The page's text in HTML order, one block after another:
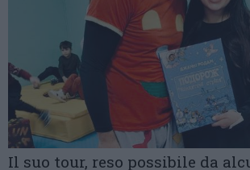
Il suo tour, reso possibile da